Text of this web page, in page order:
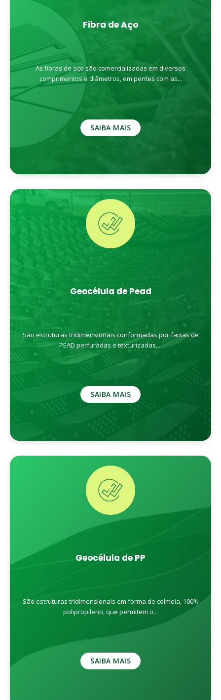
Fibra de Aço
As fibras de aço são comercializadas em diversos
comprimentos e diâmetros, em pentes com as...
SAIBA MAIS
Geocélula de Pead
São estruturas tridimensionais conformadas por faixas de
PEAD perfuradas e texturizadas,...
SAIBA MAIS
Geocélula de PP
São estruturas tridimensionais em forma de colmeia, 100%
polipropileno, que permitem o...
SAIBA MAIS